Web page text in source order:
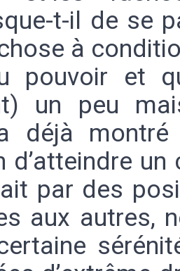
t-il de se
à
pouvoir et
un peu
déjà montré
d’atteindre
par des
aux autres,